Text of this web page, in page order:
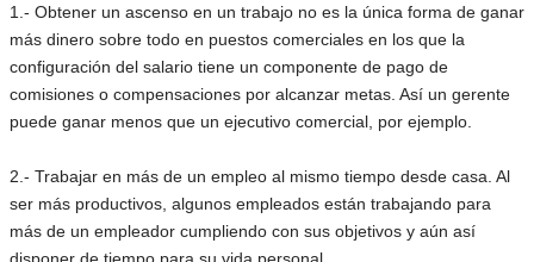
1.- Obtener un ascenso en un trabajo no es la única forma de ganar
más dinero sobre todo en puestos comerciales en los que la
configuración del salario tiene un componente de pago de
comisiones o compensaciones por alcanzar metas. Así un gerente
puede ganar menos que un ejecutivo comercial, por ejemplo.
2.- Trabajar en más de un empleo al mismo tiempo desde casa. Al
ser más productivos, algunos empleados están trabajando para
más de un empleador cumpliendo con sus objetivos y aún así